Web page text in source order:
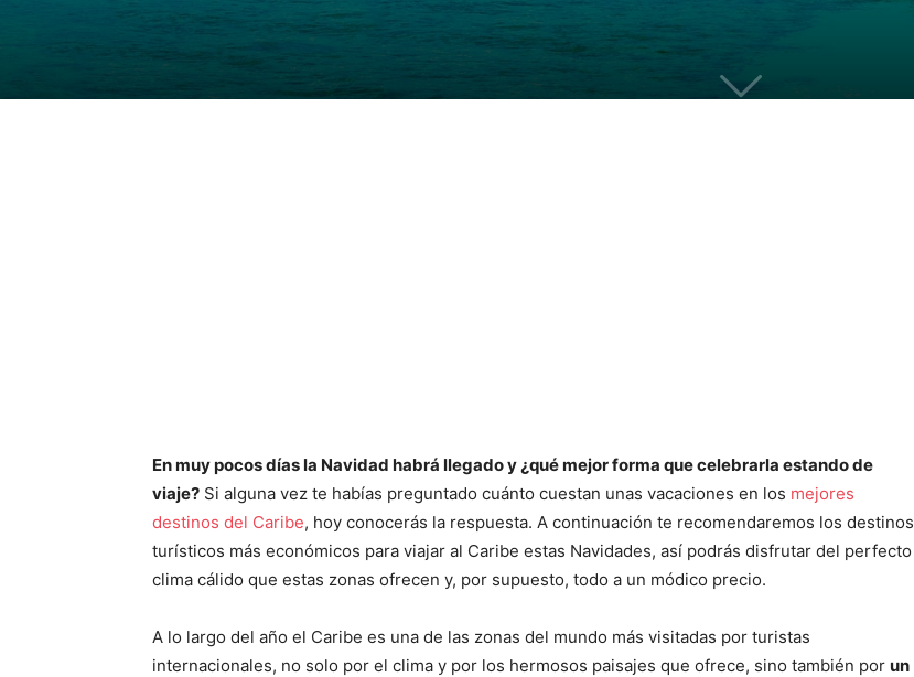
En muy pocos días la Navidad habrá llegado y ¿qué mejor forma que celebrarla estando de
viaje? Si alguna vez te habías preguntado cuánto cuestan unas vacaciones en los mejores
destinos del Caribe, hoy conocerás la respuesta. A continuación te recomendaremos los destinos
turísticos más económicos para viajar al Caribe estas Navidades, así podrás disfrutar del perfecto
clima cálido que estas zonas ofrecen y, por supuesto, todo a un módico precio.
A lo largo del año el Caribe es una de las zonas del mundo más visitadas por turistas
internacionales, no solo por el clima y por los hermosos paisajes que ofrece, sino también por un